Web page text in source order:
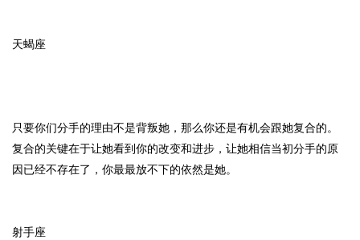
天蝎座
只要你们分手的理由不是背叛她，那么你还是有机会跟她复合的。
复合的关键在于让她看到你的改变和进步，让她相信当初分手的原
因已经不存在了，你最最放不下的依然是她。
射手座